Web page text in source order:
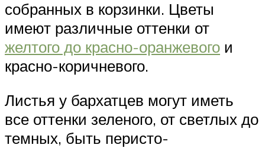
собранных в корзинки. Цветы
имеют различные оттенки от
желтого до красно-оранжевого и
красно-коричневого.
Листья у бархатцев могут иметь
все оттенки зеленого, от светлых до
темных, быть перисто-